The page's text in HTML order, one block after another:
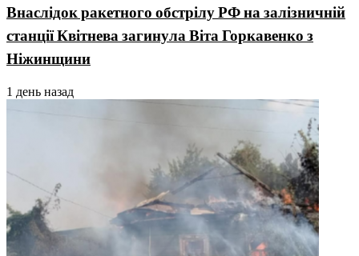
Внаслідок ракетного обстрілу РФ на залізничній
станції Квітнева загинула Віта Горкавенко з
Ніжинщини
1 день назад